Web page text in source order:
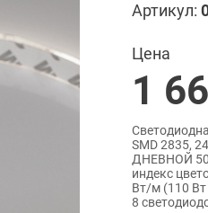
Артикул:
Цена
1
SMD 2835,
ДНЕВНОЙ
индекс
Вт/м (110
8